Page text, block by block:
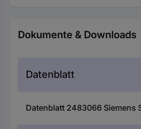
Dokumente & Downloads
Datenblatt
Datenblatt 2483066 Siemens